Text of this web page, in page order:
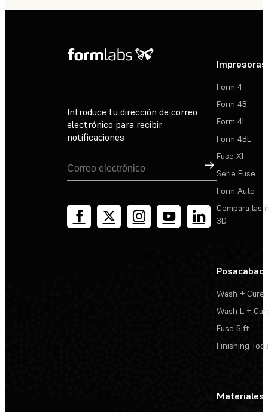
Introduce tu dirección de correo
electrónico para recibir
notificaciones
Suscribirse
Impresoras
Form 4
Form 4B
Form 4L
Form 4BL
Fuse X1
Serie Fuse
Form Auto
Compara las
3D
Wash + Cure
Wash L +
Fuse Sift
Finishing
Materiales